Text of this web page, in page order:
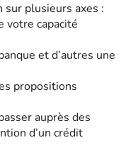
plusieurs axes :
votre capacité
et d’autres une
propositions
auprès des
d’un crédit